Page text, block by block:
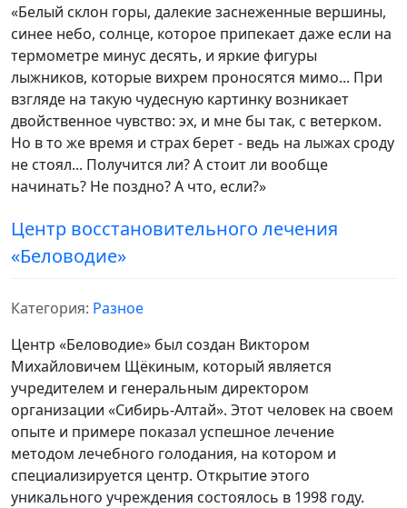
«Белый склон горы, далекие заснеженные вершины,
синее небо, солнце, которое припекает даже если на
термометре минус десять, и яркие фигуры
лыжников, которые вихрем проносятся мимо... При
взгляде на такую чудесную картинку возникает
двойственное чувство: эх, и мне бы так, с ветерком.
Но в то же время и страх берет - ведь на лыжах сроду
не стоял... Получится ли? А стоит ли вообще
начинать? Не поздно? А что, если?»
Центр восстановительного лечения
«Беловодие»
Категория: Разное
Центр «Беловодие» был создан Виктором
Михайловичем Щёкиным, который является
учредителем и генеральным директором
организации «Сибирь-Алтай». Этот человек на своем
опыте и примере показал успешное лечение
методом лечебного голодания, на котором и
специализируется центр. Открытие этого
уникального учреждения состоялось в 1998 году.